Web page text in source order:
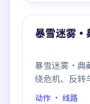
最新
暴雪迷雾·
暴雪迷雾·典
绕危机、反转
推荐观看。
动作 · 线路